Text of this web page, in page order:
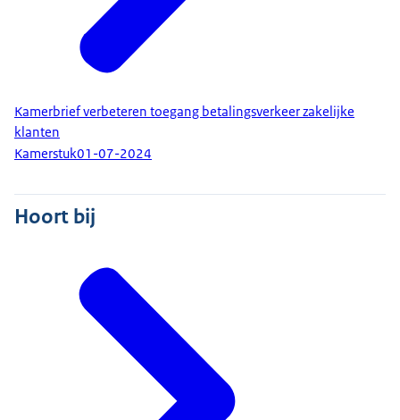
Kamerbrief verbeteren toegang betalingsverkeer zakelijke
klanten
Kamerstuk01-07-2024
Hoort bij